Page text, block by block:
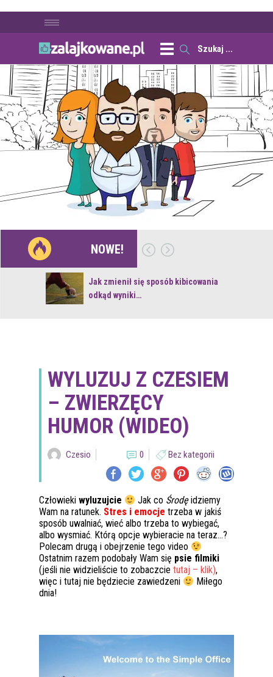
NOWE!
Jak zmienił się sposób kibicowania
odkąd wyniki…
WYLUZUJ Z CZESIEM
– ZWIERZĘCY
HUMOR (WIDEO)
Czesio 0 Bez kategorii
Człowieki wyluzujcie Jak co Środęidziemy
Wam na ratunek. Stres i emocje trzeba w jakiś
sposób uwalniać, wieć albo trzeba to wybiegać,
albo wysmiać. Którą opcje wybieracie na teraz…?
Polecam drugą i obejrzenie tego video
Ostatnim razem podobały Wam się psie filmiki
(jeśli nie widzieliście to zobaczcie tutaj – klik),
więc i tutaj nie będziecie zawiedzeni
Miłego
dnia!